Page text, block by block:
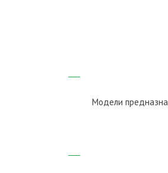
Модели